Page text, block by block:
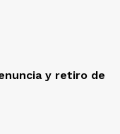
y retiro de